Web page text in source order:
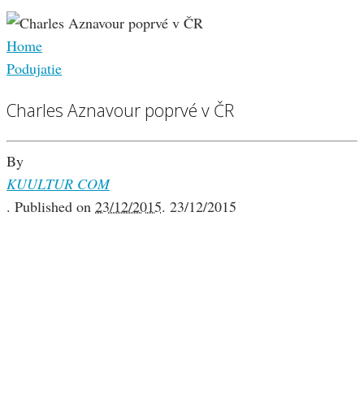
Home
Podujatie
Charles Aznavour poprvé v ČR
By
KUULTUR COM
. Published on 23/12/2015. 23/12/2015